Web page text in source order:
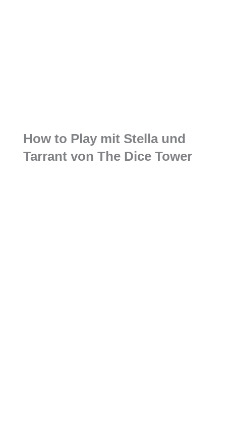
How to Play mit Stella und
Tarrant von The Dice Tower